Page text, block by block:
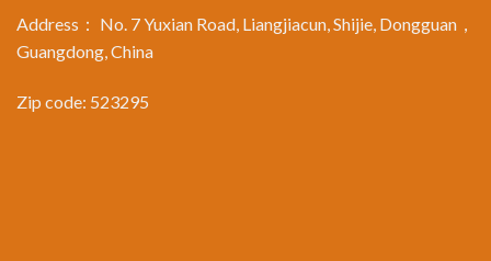
Address： No. 7 Yuxian Road, Liangjiacun, Shijie, Dongguan，
Guangdong, China
Zip code: 523295